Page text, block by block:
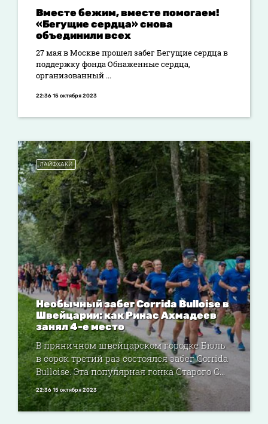
Вместе бежим, вместе помогаем!
«Бегущие сердца» снова
объединили всех
27 мая в Москве прошел забег Бегущие сердца в
поддержку фонда Обнаженные сердца,
организованный ...
22:36 15 октября 2023
ЛАЙФХАКИ
Необычный забег Corrida Bulloise в
Швейцарии: как Ринас Ахмадеев
занял 4-е место
В пряничном швейцарском городке Бюль
в сорок третий раз состоялся забег Corrida
Bulloise. Эта популярная гонка Старого С...
22:36 15 октября 2023